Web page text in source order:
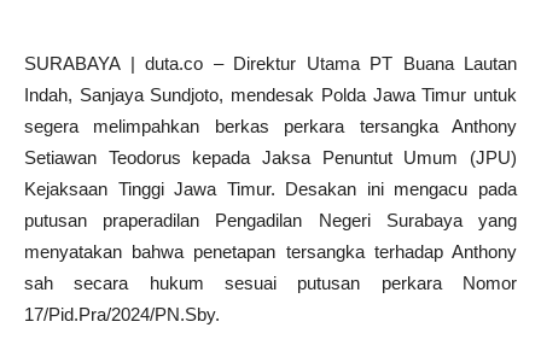
SURABAYA | duta.co – Direktur Utama PT Buana Lautan
Indah, Sanjaya Sundjoto, mendesak Polda Jawa Timur untuk
segera melimpahkan berkas perkara tersangka Anthony
Setiawan Teodorus kepada Jaksa Penuntut Umum (JPU)
Kejaksaan Tinggi Jawa Timur. Desakan ini mengacu pada
putusan praperadilan Pengadilan Negeri Surabaya yang
menyatakan bahwa penetapan tersangka terhadap Anthony
sah secara hukum sesuai putusan perkara Nomor
17/Pid.Pra/2024/PN.Sby.